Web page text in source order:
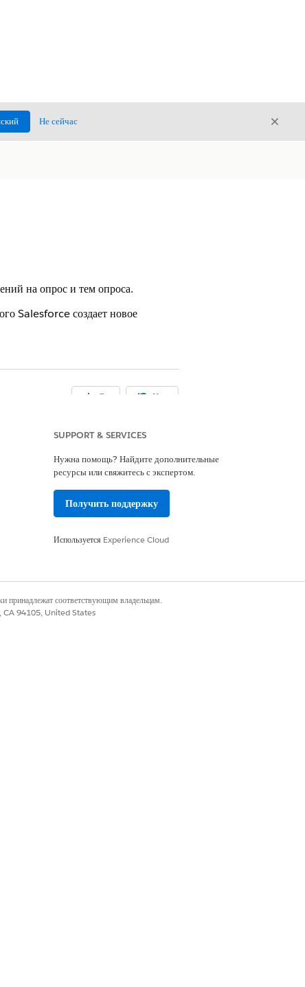
Не сейчас
на опрос и тем опроса.
Salesforce создает новое
Да Нет
SUPPORT & SERVICES
Нужна помощь? Найдите дополнительные
ресурсы или свяжитесь с экспертом.
Получить поддержку
Используется Experience Cloud
соответствующим владельцам.
CA 94105, United States